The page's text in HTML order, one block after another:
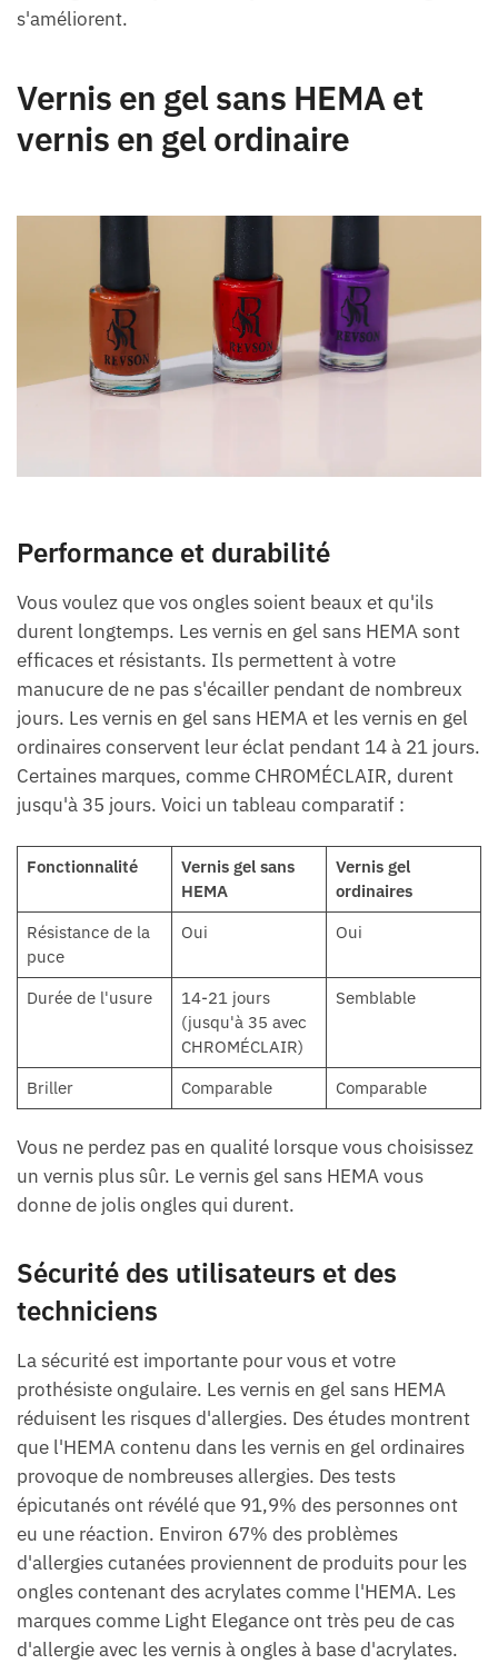
s'améliorent.
Vernis en gel sans HEMA et
vernis en gel ordinaire
Performance et durabilité
Vous voulez que vos ongles soient beaux et qu'ils
durent longtemps. Les vernis en gel sans HEMA sont
efficaces et résistants. Ils permettent à votre
manucure de ne pas s'écailler pendant de nombreux
jours. Les vernis en gel sans HEMA et les vernis en gel
ordinaires conservent leur éclat pendant 14 à 21 jours.
Certaines marques, comme CHROMÉCLAIR, durent
jusqu'à 35 jours. Voici un tableau comparatif :
Fonctionnalité
Vernis gel sans
HEMA
Vernis gel
ordinaires
Résistance de la
puce
Oui Oui
Durée de l'usure
14-21 jours
(jusqu'à 35 avec
CHROMÉCLAIR)
Semblable
Briller Comparable Comparable
Vous ne perdez pas en qualité lorsque vous choisissez
un vernis plus sûr. Le vernis gel sans HEMA vous
donne de jolis ongles qui durent.
Sécurité des utilisateurs et des
techniciens
La sécurité est importante pour vous et votre
prothésiste ongulaire. Les vernis en gel sans HEMA
réduisent les risques d'allergies. Des études montrent
que l'HEMA contenu dans les vernis en gel ordinaires
provoque de nombreuses allergies. Des tests
épicutanés ont révélé que 91,9% des personnes ont
eu une réaction. Environ 67% des problèmes
d'allergies cutanées proviennent de produits pour les
ongles contenant des acrylates comme l'HEMA. Les
marques comme Light Elegance ont très peu de cas
d'allergie avec les vernis à ongles à base d'acrylates.